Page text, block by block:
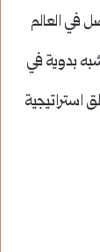
في العالم
بدوية في
استراتيجية